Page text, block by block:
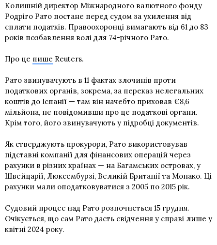
Колишній директор Міжнародного валютного фонду
Родріго Рато постане перед судом за ухилення від
сплати податків. Правоохоронці вимагають від 61 до 83
років позбавлення волі для 74-річного Рато.
Про це пише Reuters.
Рато звинувачують в 11 фактах злочинів проти
податкових органів, зокрема, за переказ нелегальних
коштів до Іспанії — там він начебто приховав €8,6
мільйона, не повідомивши про це податкові органи.
Крім того, його звинувачують у підробці документів.
Як стверджують прокурори, Рато використовував
підставні компанії для фінансових операцій через
рахунки в різних країнах — на Багамських островах, у
Швейцарії, Люксембурзі, Великій Британії та Монако. Ці
рахунки мали оподатковуватися з 2005 по 2015 рік.
Судовий процес над Рато розпочнеться 15 грудня.
Очікується, що сам Рато дасть свідчення у справі лише у
квітні 2024 року.